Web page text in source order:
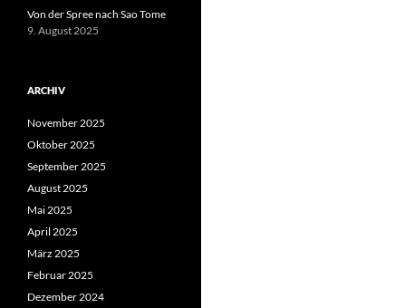
Von der Spree nach Sao Tome
9. August 2025
ARCHIV
November 2025
Oktober 2025
September 2025
August 2025
Mai 2025
April 2025
März 2025
Februar 2025
Dezember 2024